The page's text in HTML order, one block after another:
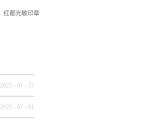
红都光敏印章
2025 -07 - 15
2025 -07 -01